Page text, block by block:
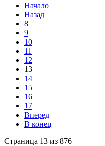
Начало
Назад
8
9
10
11
12
13
14
15
16
17
Вперед
В конец
Страница 13 из 876